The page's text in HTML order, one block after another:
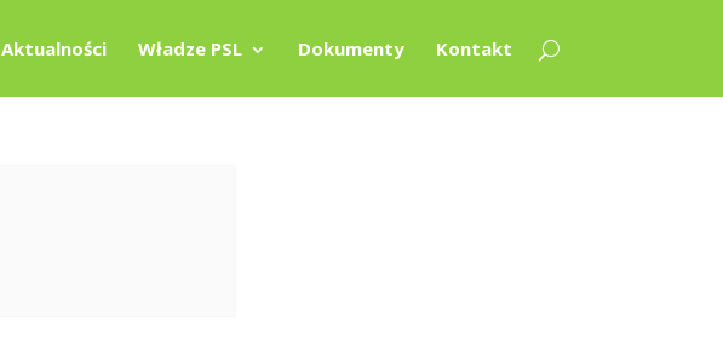
Aktualności Władze PSL Dokumenty Kontakt